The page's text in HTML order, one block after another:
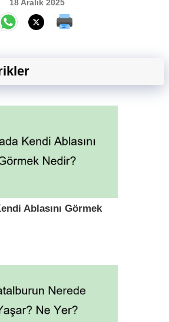
18 Aralık 2025
Ablasını Görmek